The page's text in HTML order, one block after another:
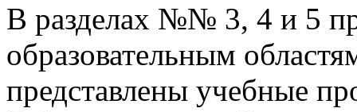
В разделах №№ 3, 4 и 5
образовательным
представлены учебные